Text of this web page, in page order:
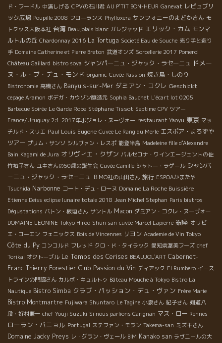
ド・フードル 中湊しげる CPVの石川君 AU P'TIT BON-HEUR Ganevat レピュブリ
ック広場 Poupille 2008 フローランス Phylloxera サンフォニーのまどかさん モ
トクッス大阪本社 台湾 Beaujolais blanc ガレジャッド エリック・カム モンマ
ルトルの丘 Chardonnay 2016 La Tortuga Societé Eau de Souche 売り手と造り
手 Domaine Catherine et Pierre Breton 武道オンズ Sorcellerie 2017 Pomerol
Château Gaillard bistro soya シャンパーニュ・ジャック・ラセーニュ ドメー
ヌ・ル・ブ・デュ・モンド orgamic Cuvée Passion 焼き鳥・しのり
Bistronomie 高橋さん Banyuls-sur-Mer ダミアン・コクレ Geschickt
cepage Aramon ボデガ・カウゾン醸造元 Sophia Bauchet L'écart lot 0205
Barbecue Soirée Le Garde Robe Stéphane Tissot Septime CPV ツアー
France/Uruguay 2:1 2017年ボジョレ・ヌーヴォー restaurant Yaoyu 東京 マッ
チルド・スリエ Paul Louis Eugene Cuvee Le Rang du Merle エスポア・よろずや
ツアー プリム・サンソ シルヴァン・レスポ 能登半島 Madeleine fille d'Alexandre
Bain Kagami de Jura オリヴィエ・クザン バルセロナ・ワインエージェントの佐
竹裕子さん ユキさんの50歳の誕生会 Cuvée Camille シャトー・ラゲール シャンパ
－ニュ・ジャック・ラセ－ニュ ＢＭО社の山田さん 旅行 ESPOAかまたや
Tsuchida Narbonne コート・デュ・ローヌ Domaine La Roche Buissière
Etienne Deiss eclipse lunaire totale 2018 Jean Michel Stephan Paris bistros
Dégustations バトン・板垣さん サントル Macon ダミアン・コクレ・ヌーヴォー
DOMAINE LEONINE Tokyo Hiroo Shun san cuvée Marcel Lapierre 銀座 オリビ
エ・コーエン フェニックス Bois de Vincennes リヨン Academie de Vin Tokyo
Côte du Py コンコルド フレッド クロ・ド・タイラック 愛知県渥美フーズ chef
Torikai オクトーブル Le Temps des Cerises BEAUJOL'ART Cabernet-
Franc Thierry Forestier Club Passion du Vin ディアック El Rumbero イース
トラインの門脇さん カルボ・キュルトゥ Bâteau Mouche à Tokyo Bistro La
Nautique Bistro Simba クラブ・パッション・デュ・ヴァン Frère Marie
Bistro Montmartre Fujiwara Shuntaro Le Tagine 小泉さん 紀子さん 剣道八
段・好村兼一 chef Youji Suzuki Si nous parlions Carignan マス・ロー Rennes
ローラン・バニョル Portugal ステファン・モラン Takema-san ミズキさん
Domaine Jacky Preys レ・グラン・ヴェール BIM Kanako san ラヴニールの大